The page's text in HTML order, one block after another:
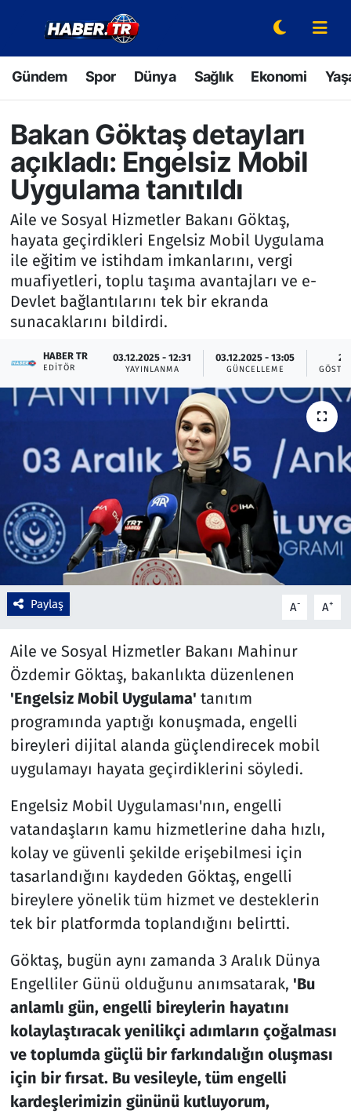
Gündem Spor Dünya Sağlık Ekonomi
Bakan Göktaş detayları
açıkladı: Engelsiz Mobil
Uygulama tanıtıldı
Aile ve Sosyal Hizmetler Bakanı Göktaş,
hayata geçirdikleri Engelsiz Mobil Uygulama
ile eğitim ve istihdam imkanlarını, vergi
muafiyetleri, toplu taşıma avantajları ve e-
Devlet bağlantılarını tek bir ekranda
sunacaklarını bildirdi.
HABER TR
EDITÖR
03.12.2025 - 12:31
YAYINLANMA
03.12.2025 - 13:05
GÜNCELLEME
2
Paylaş A- A+
Aile ve Sosyal Hizmetler Bakanı Mahinur
Özdemir Göktaş, bakanlıkta düzenlenen
'Engelsiz Mobil Uygulama' tanıtım
programında yaptığı konuşmada, engelli
bireyleri dijital alanda güçlendirecek mobil
uygulamayı hayata geçirdiklerini söyledi.
Engelsiz Mobil Uygulaması'nın, engelli
vatandaşların kamu hizmetlerine daha hızlı,
kolay ve güvenli şekilde erişebilmesi için
tasarlandığını kaydeden Göktaş, engelli
bireylere yönelik tüm hizmet ve desteklerin
tek bir platformda toplandığını belirtti.
Göktaş, bugün aynı zamanda 3 Aralık Dünya
Engelliler Günü olduğunu anımsatarak, 'Bu
anlamlı gün, engelli bireylerin hayatını
kolaylaştıracak yenilikçi adımların çoğalması
ve toplumda güçlü bir farkındalığın oluşması
için bir fırsat. Bu vesileyle, tüm engelli
kardeşlerimizin gününü kutluyorum,
Gündem
Spor
Dünya
Sağlık
Ekonomi
Yaşam
Hava Durumu
Turizm
Yerel
Hava Durumu
Trafik Durumu
Süper Lig Puan Durumu ve Fikstür
Tüm Manşetler
Son Dakika Haberleri
Haber Arşivi